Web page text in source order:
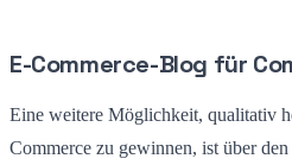
E-Commerce-Blog für
Eine weitere Möglichkeit, qualitativ
Commerce zu gewinnen, ist über